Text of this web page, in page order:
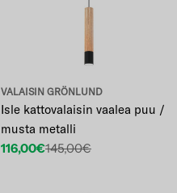
VALAISIN GRÖNLUND
Isle kattovalaisin vaalea puu /
musta metalli
Etuhinta
116,00€
Normaalihinta
145,00€